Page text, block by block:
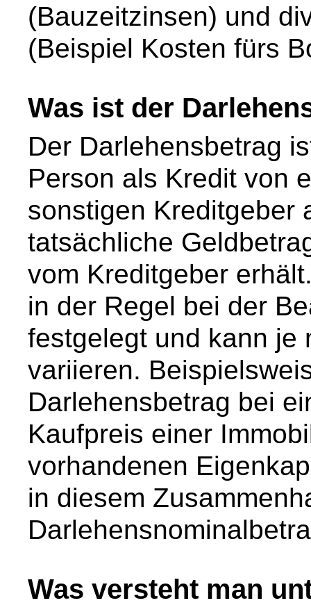
(Bauzeitzinsen) und
(Beispiel Kosten fürs
Was ist der
Der Darlehensbetrag
Person als Kredit von
sonstigen Kreditgeber
tatsächliche
vom Kreditgeber
in der Regel bei der
festgelegt und kann je
variieren.
Darlehensbetrag bei
Kaufpreis einer
vorhandenen
in diesem
Was versteht man